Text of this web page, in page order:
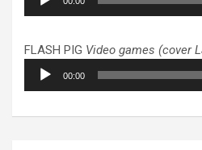
audio
FLASH PIG Video games (cover
Lecteur
audio
00:00